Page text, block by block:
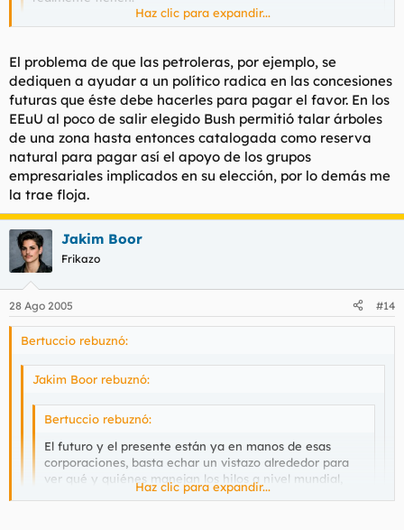
Como dato a tener en cuenta, en los EEUU (país más
"ayudar económicamente" a los candidatos a la
presidencia. Sin contar con la borreguez de la que hace
gala Bush, ¿qué tiene que dar a cambio de ese apoyo
económico cuándo es elegido presidente? obviamente eso
no es gratis, y de momento ahí tenemos los acuerdos de
Kyoto, la guerra de Afganistan, de Irak , etc, etc...
Algo más expuso Torbe en su articulo sobre los
Gimderberger o como se llamen.
¿Qué tienes en contra de que se permita ayudar a un político?
¿Acaso no pasa eso en España? Al menos los americanos
saben perfectamente con quién se juegan los cuartos, ya que
son movimientos de capital públicos, sujetos a retenciones y a
desgravaciones. Si alguien en España - evidentemente es
imposible - denunciara la financiación de los partidos políticos,
los Filesas, y compañía iban a parecer dinero del Monopoly.
Haz clic para expandir...
El problema de que las petroleras, por ejemplo, se
dediquen a ayudar a un político radica en las concesiones
futuras que éste debe hacerles para pagar el favor. En los
EEuU al poco de salir elegido Bush permitió talar árboles
de una zona hasta entonces catalogada como reserva
natural para pagar así el apoyo de los grupos
empresariales implicados en su elección, por lo demás me
la trae floja.
Jakim Boor
Frikazo
28 Ago 2005 #14
Bertuccio rebuznó:
Jakim Boor rebuznó:
Bertuccio rebuznó:
El futuro y el presente están ya en manos de esas
corporaciones, basta echar un vistazo alrededor para
ver qué y quiénes manejan los hilos a nivel mundial,
aunque no creo que nos podamos hacer a la idea del
Haz clic para expandir...